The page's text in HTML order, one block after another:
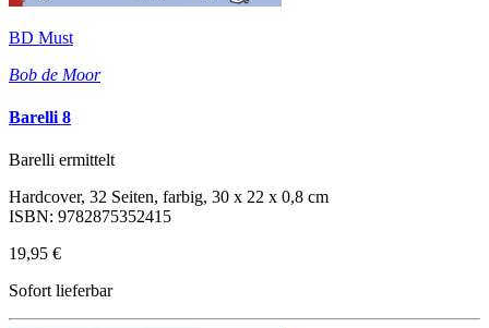
BD Must
Bob de Moor
Barelli 8
Barelli ermittelt
Hardcover, 32 Seiten, farbig, 30 x 22 x 0,8 cm
ISBN: 9782875352415
19,95 €
Sofort lieferbar